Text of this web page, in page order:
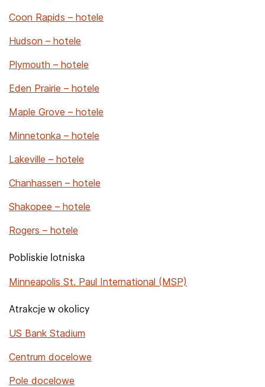
Coon Rapids – hotele
Hudson – hotele
Plymouth – hotele
Eden Prairie – hotele
Maple Grove – hotele
Minnetonka – hotele
Lakeville – hotele
Chanhassen – hotele
Shakopee – hotele
Rogers – hotele
Pobliskie lotniska
Minneapolis St. Paul International (MSP)
Atrakcje w okolicy
US Bank Stadium
Centrum docelowe
Pole docelowe